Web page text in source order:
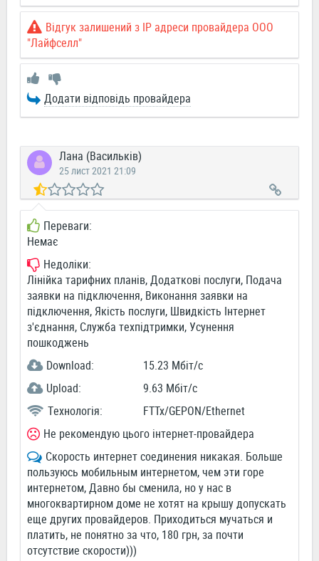
Відгук залишений з IP адреси провайдера ООО
"Лайфселл"
Додати відповідь провайдера
Лана (Васильків)
25 лист 2021 21:09
Переваги:
Немає
Недоліки:
Лінійка тарифних планів, Додаткові послуги, Подача
заявки на підключення, Виконання заявки на
підключення, Якість послуги, Швидкість Інтернет
з'єднання, Служба техпідтримки, Усунення
пошкоджень
Download:
15.23 Мбіт/c
Upload:
9.63 Мбіт/c
Технологія:
FTTx/GEPON/Ethernet
Не рекомендую цього інтернет-провайдера
Скорость интернет соединения никакая. Больше
пользуюсь мобильным интернетом, чем эти горе
интернетом, Давно бы сменила, но у нас в
многоквартирном доме не хотят на крышу допускать
еще других провайдеров. Приходиться мучаться и
платить, не понятно за что, 180 грн, за почти
отсутствие скорости)))